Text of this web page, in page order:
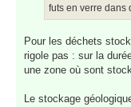
futs en verre dans
Pour les déchets
rigole pas : sur la
une zone où sont
Le stockage